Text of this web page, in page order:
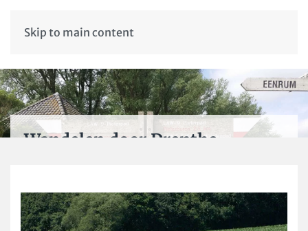
Skip to main content
Wandelen door Drenthe